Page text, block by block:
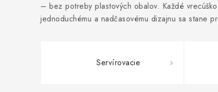
– bez potreby plastových obalov. Každé
jednoduchému a nadčasovému dizajnu sa stane
Servírovacie